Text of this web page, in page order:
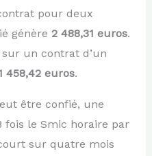
pour deux
génère 2 488,31 euros.
un contrat d’un
458,42 euros.
être confié, une
fois le Smic horaire par
sur quatre mois